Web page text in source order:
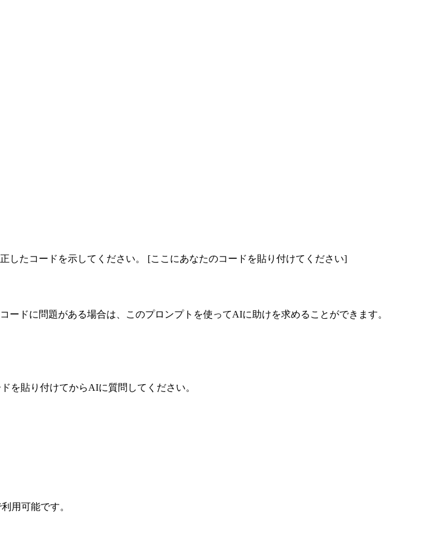
したコードを示してください。 [ここにあなたのコードを貼り付けてください]
ドに問題がある場合は、このプロンプトを使ってAIに助けを求めることができます。
を貼り付けてからAIに質問してください。
用可能です。